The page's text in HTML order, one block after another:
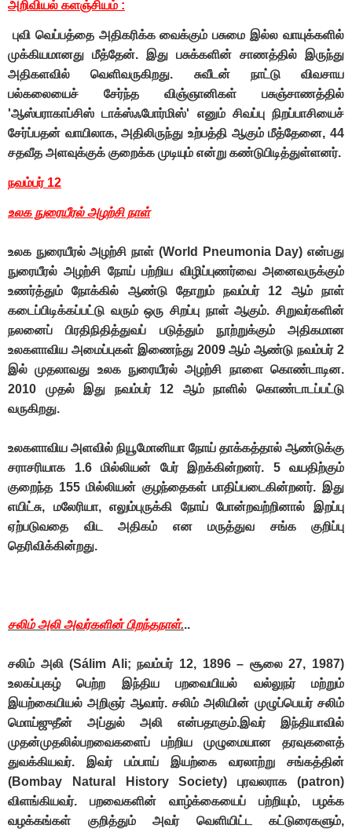
அறிவியல் களஞ்சியம் :
புவி வெப்பத்தை அதிகரிக்க வைக்கும் பசுமை இல்ல வாயுக்களில்
முக்கியமானது மீத்தேன். இது பசுக்களின் சாணத்தில் இருந்து
அதிகளவில் வெளிவருகிறது. சுவீடன் நாட்டு விவசாய
பல்கலையைச் சேர்ந்த விஞ்ஞானிகள் பசுஞ்சாணத்தில்
'ஆஸ்பராகாப்சிஸ் டாக்ஸ்ஃபோர்மிஸ்' எனும் சிவப்பு நிறப்பாசியைச்
சேர்ப்பதன் வாயிலாக, அதிலிருந்து உற்பத்தி ஆகும் மீத்தேனை, 44
சதவீத அளவுக்குக் குறைக்க முடியும் என்று கண்டுபிடித்துள்ளனர்.
நவம்பர் 12
உலக நுரையீரல் அழற்சி நாள்
உலக நுரையீரல் அழற்சி நாள் (World Pneumonia Day) என்பது
நுரையீரல் அழற்சி நோய் பற்றிய விழிப்புணர்வை அனைவருக்கும்
உணர்த்தும் நோக்கில் ஆண்டு தோறும் நவம்பர் 12 ஆம் நாள்
கடைப்பிடிக்கப்பட்டு வரும் ஒரு சிறப்பு நாள் ஆகும். சிறுவர்களின்
நலனைப் பிரதிநிதித்துவப் படுத்தும் நூற்றுக்கும் அதிகமான
உலகளாவிய அமைப்புகள் இணைந்து 2009 ஆம் ஆண்டு நவம்பர் 2
இல் முதலாவது உலக நுரையீரல் அழற்சி நாளை கொண்டாடின.
2010 முதல் இது நவம்பர் 12 ஆம் நாளில் கொண்டாடப்பட்டு
வருகிறது.
உலகளாவிய அளவில் நியூமோனியா நோய் தாக்கத்தால் ஆண்டுக்கு
சராசரியாக 1.6 மில்லியன் பேர் இறக்கின்றனர். 5 வயதிற்கும்
குறைந்த 155 மில்லியன் குழந்தைகள் பாதிப்படைகின்றனர். இது
எயிட்சு, மலேரியா, எலும்புருக்கி நோய் போன்றவற்றினால் இறப்பு
ஏற்படுவதை விட அதிகம் என மருத்துவ சங்க குறிப்பு
தெரிவிக்கின்றது.
சலிம் அலி அவர்களின் பிறந்தநாள்...
சலிம் அலி (Sálim Ali; நவம்பர் 12, 1896 – சூலை 27, 1987)
உலகப்புகழ் பெற்ற இந்திய பறவையியல் வல்லுநர் மற்றும்
இயற்கையியல் அறிஞர் ஆவார். சலிம் அலியின் முழுப்பெயர் சலிம்
மொய்ஜுதீன் அப்துல் அலி என்பதாகும்.இவர் இந்தியாவில்
முதன்முதலில்பறவைகளைப் பற்றிய முழுமையான தரவுகளைத்
துவக்கியவர். இவர் பம்பாய் இயற்கை வரலாற்று சங்கத்தின்
(Bombay Natural History Society) புரவலராக (patron)
விளங்கியவர். பறவைகளின் வாழ்க்கையைப் பற்றியும், பழக்க
வழக்கங்கள் குறித்தும் அவர் வெளியிட்ட கட்டுரைகளும்,